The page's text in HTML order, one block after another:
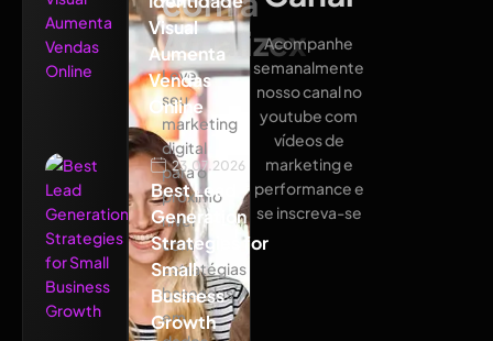
Visual
Aumenta
Vendas
Online
23.07.2026
Best Lead
Generation
Strategies for
Small
Business
Growth
Atualizex
Leve
seu
marketing
digital
para o
próximo
nível
com
estratégias
baseadas
em
Acompanhe
semanalmente
nosso canal no
youtube com
vídeos de
marketing e
performance e
se inscreva-se